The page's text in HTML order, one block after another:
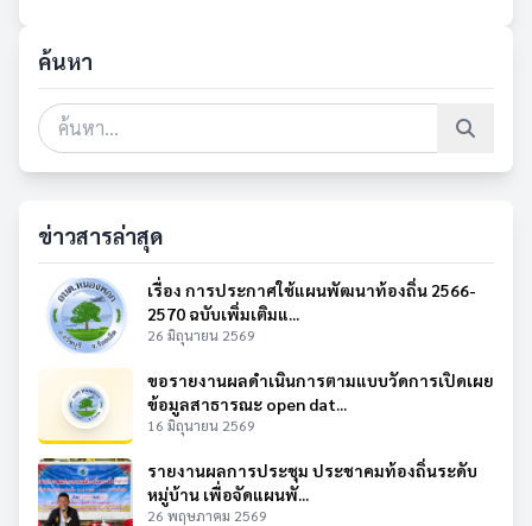
ค้นหา
ข่าวสารล่าสุด
เรื่อง การประกาศใช้แผนพัฒนาท้องถิ่น 2566-
2570 ฉบับเพิ่มเติมแ...
26 มิถุนายน 2569
ขอรายงานผลดำเนินการตามแบบวัดการเปิดเผย
ข้อมูลสาธารณะ open dat...
16 มิถุนายน 2569
รายงานผลการประชุม ประชาคมท้องถิ่นระดับ
หมู่บ้าน เพื่อจัดแผนพั...
26 พฤษภาคม 2569